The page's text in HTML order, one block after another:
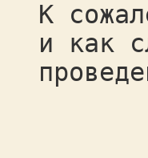
К
и как